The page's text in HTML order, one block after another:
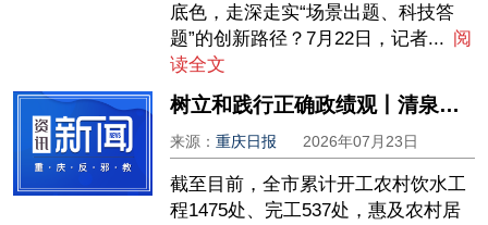
底色，走深走实“场景出题、科技答
题”的创新路径？7月22日，记者... 阅
读全文
树立和践行正确政绩观丨清泉何以润万家
来源：重庆日报 2026年07月23日
截至目前，全市累计开工农村饮水工
程1475处、完工537处，惠及农村居